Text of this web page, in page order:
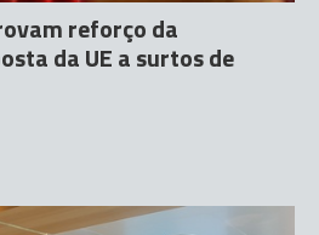
reforço da
da UE a surtos de